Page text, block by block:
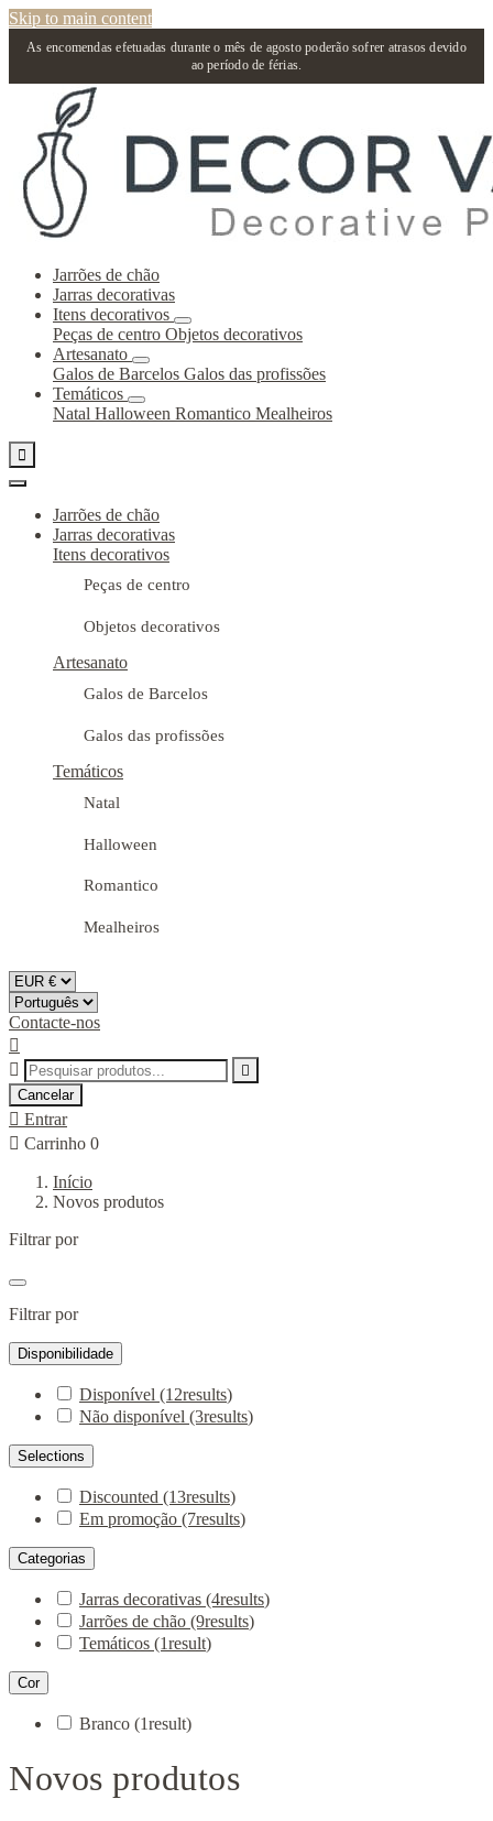
Skip to main content
As encomendas efetuadas durante o mês de agosto poderão sofrer atrasos devido
ao período de férias.
Jarrões de chão
Jarras decorativas
Itens decorativos
Peças de centro Objetos decorativos
Artesanato
Galos de Barcelos Galos das profissões
Temáticos
Natal Halloween Romantico Mealheiros

Jarrões de chão
Jarras decorativas
Itens decorativos
Peças de centro
Objetos decorativos
Artesanato
Galos de Barcelos
Galos das profissões
Temáticos
Natal
Halloween
Romantico
Mealheiros
Contacte-nos



Cancelar
 Entrar
 Carrinho 0
Início
Novos produtos
Filtrar por
Filtrar por
Disponibilidade
Disponível (12results)
Não disponível (3results)
Selections
Discounted (13results)
Em promoção (7results)
Categorias
Jarras decorativas (4results)
Jarrões de chão (9results)
Temáticos (1result)
Cor
Branco (1result)
Novos produtos